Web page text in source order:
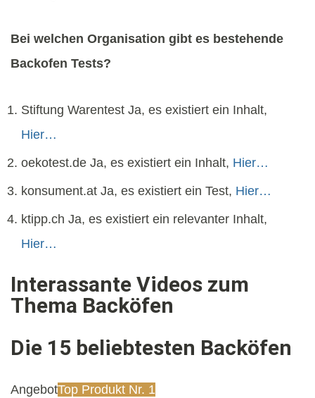
Bei welchen Organisation gibt es bestehende
Backofen Tests?
Stiftung Warentest Ja, es existiert ein Inhalt,
Hier…
oekotest.de Ja, es existiert ein Inhalt, Hier…
konsument.at Ja, es existiert ein Test, Hier…
ktipp.ch Ja, es existiert ein relevanter Inhalt,
Hier…
Interassante Videos zum
Thema Backöfen
Die 15 beliebtesten Backöfen
AngebotTop Produkt Nr. 1